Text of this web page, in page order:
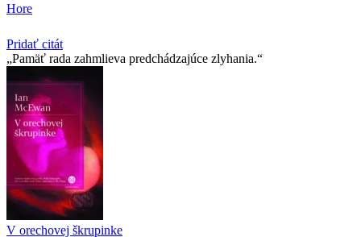
Hore
Pridať citát
Pamäť rada zahmlieva predchádzajúce zlyhania.
V orechovej škrupinke